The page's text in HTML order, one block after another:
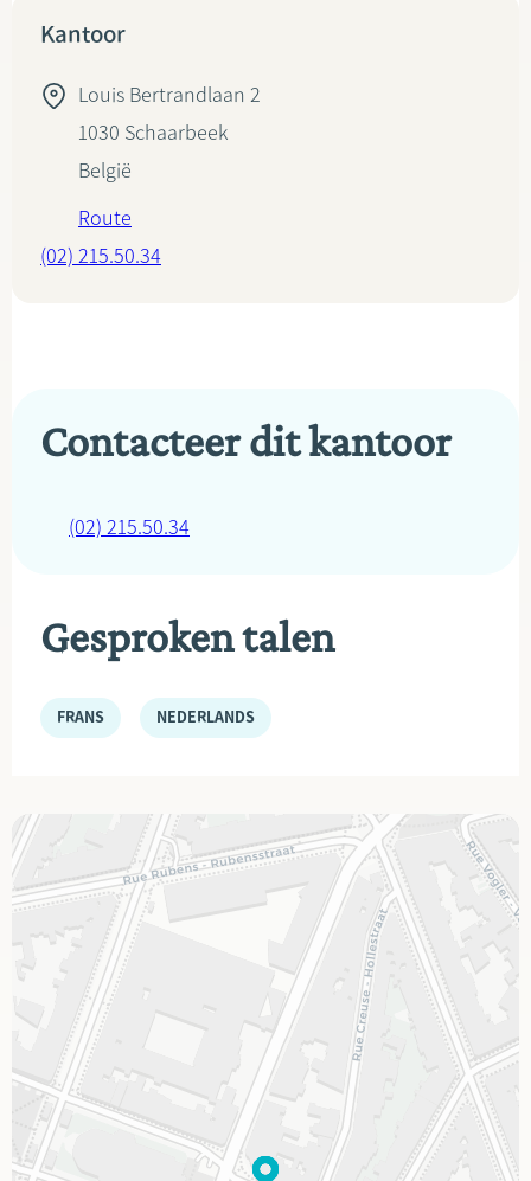
Kantoor
Louis Bertrandlaan 2
1030 Schaarbeek
België
Route
(02) 215.50.34
Contacteer dit kantoor
(02) 215.50.34
Gesproken talen
FRANS NEDERLANDS